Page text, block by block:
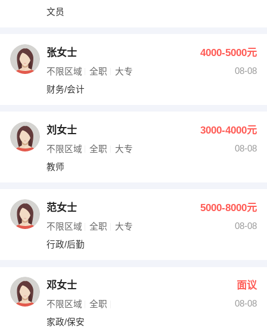
文员
张女士 4000-5000元
不限区域 全职 大专
08-08
财务/会计
刘女士 3000-4000元
不限区域 全职 大专
08-08
教师
范女士 5000-8000元
不限区域 全职 大专
08-08
行政/后勤
邓女士 面议
不限区域 全职
08-08
家政/保安